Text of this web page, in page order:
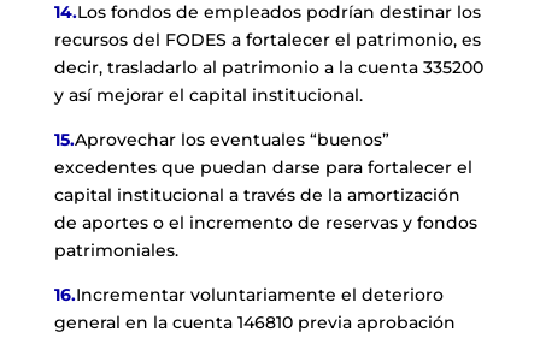
14.Los fondos de empleados podrían destinar los
recursos del FODES a fortalecer el patrimonio, es
decir, trasladarlo al patrimonio a la cuenta 335200
y así mejorar el capital institucional.
15.Aprovechar los eventuales “buenos”
excedentes que puedan darse para fortalecer el
capital institucional a través de la amortización
de aportes o el incremento de reservas y fondos
patrimoniales.
16.Incrementar voluntariamente el deterioro
general en la cuenta 146810 previa aprobación